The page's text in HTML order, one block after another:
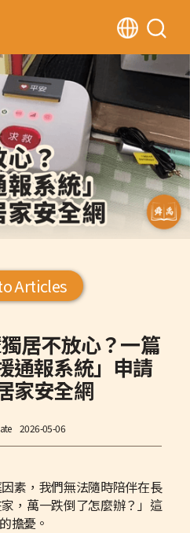
Articles
居不放心？一篇
通報系統」申請
家安全網
2026-05-06
素，我們無法隨時陪伴在長
，萬一跌倒了怎麼辦？」這
擔憂。